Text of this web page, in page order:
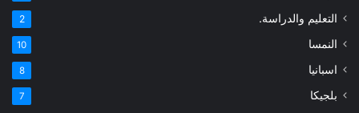
التعليم والدراسة. 2
النمسا 10
اسبانيا 8
بلجيكا 7